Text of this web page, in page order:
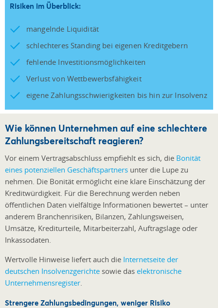
Risiken im Überblick:
mangelnde Liquidität
schlechteres Standing bei eigenen Kreditgebern
fehlende Investitionsmöglichkeiten
Verlust von Wettbewerbsfähigkeit
eigene Zahlungsschwierigkeiten bis hin zur Insolvenz
Wie können Unternehmen auf eine schlechtere
Zahlungsbereitschaft reagieren?
Vor einem Vertragsabschluss empfiehlt es sich, die Bonität
eines potenziellen Geschäftspartners unter die Lupe zu
nehmen. Die Bonität ermöglicht eine klare Einschätzung der
Kreditwürdigkeit. Für die Berechnung werden neben
öffentlichen Daten vielfältige Informationen bewertet – unter
anderem Branchenrisiken, Bilanzen, Zahlungsweisen,
Umsätze, Krediturteile, Mitarbeiterzahl, Auftragslage oder
Inkassodaten.
Wertvolle Hinweise liefert auch die Internetseite der
deutschen Insolvenzgerichte sowie das elektronische
Unternehmensregister
Strengere Zahlungsbedingungen, weniger Risiko